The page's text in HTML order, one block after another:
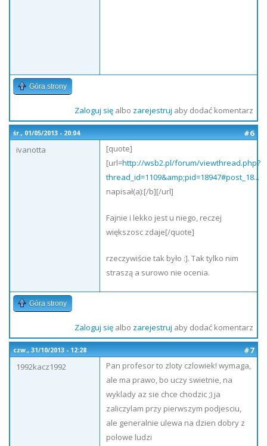
Góra strony
Zaloguj sięalbo zarejestruj aby dodać komentarz
śr., 01/05/2013 - 20:04
#6
ivanotta
[quote]
[url=http://wsb2.pl/forum/viewthread.php?
thread_id=1109&amp;pid=18947#post_18...
napisał(a):[/b][/url]
Fajnie i lekko jest u niego, reczej
większosc zdaje[/quote]
rzeczywiście tak było :]. Tak tylko nim
straszą a surowo nie ocenia.
Góra strony
Zaloguj sięalbo zarejestruj aby dodać komentarz
czw., 31/10/2013 - 12:28
#7
1992kacz1992
Pan profesor to zloty czlowiek! wymaga,
ale ma prawo, bo uczy swietnie, na
wyklady az sie chce chodzic ;) ja
zaliczylam przy pierwszym podjesciu,
ale generalnie ulewa na dzien dobry z
polowe ludzi